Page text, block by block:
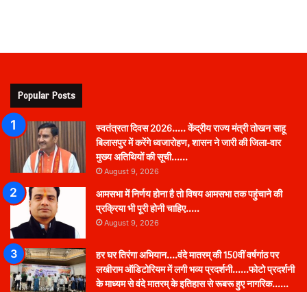
Popular Posts
स्वतंत्रता दिवस 2026….. केंद्रीय राज्य मंत्री तोखन साहू
बिलासपुर में करेंगे ध्वजारोहण, शासन ने जारी की जिला-वार
मुख्य अतिथियों की सूची……
August 9, 2026
आमसभा में निर्णय होना है तो विषय आमसभा तक पहुंचाने की
प्रक्रिया भी पूरी होनी चाहिए…..
August 9, 2026
हर घर तिरंगा अभियान….वंदे मातरम् की 150वीं वर्षगांठ पर
लखीराम ऑडिटोरियम में लगी भव्य प्रदर्शनी……फोटो प्रदर्शनी
के माध्यम से वंदे मातरम् के इतिहास से रूबरू हुए नागरिक……